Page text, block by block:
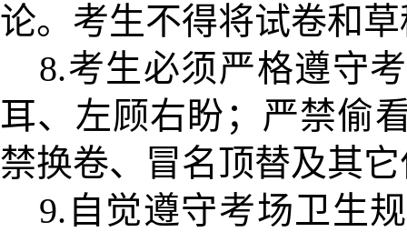
论。考生不得将试卷和
8.考生必须严格遵守
耳、左顾右盼；严禁偷
禁换卷、冒名顶替及其
9.自觉遵守考场卫生